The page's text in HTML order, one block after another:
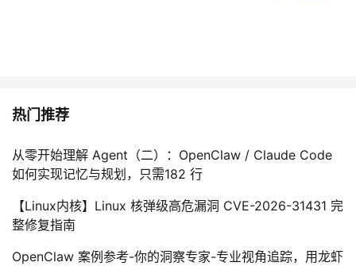
热门推荐
从零开始理解 Agent（二）：OpenClaw / Claude Code
如何实现记忆与规划，只需182 行
【Linux内核】Linux 核弹级高危漏洞 CVE-2026-31431 完
整修复指南
OpenClaw 案例参考-你的洞察专家-专业视角追踪，用龙虾